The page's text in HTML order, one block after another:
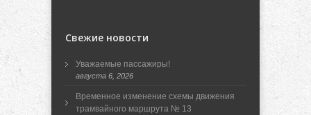
Свежие новости
Уважаемые пассажиры!
августа 6, 2026
Временное изменение схемы движения
трамвайного маршрута № 13